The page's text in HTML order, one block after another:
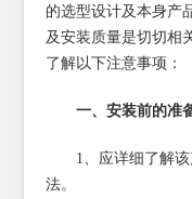
的选型设计及本身产
及安装质量是切切相
了解以下注意事项：
一、安装前的准
1、应详细了解该
法。